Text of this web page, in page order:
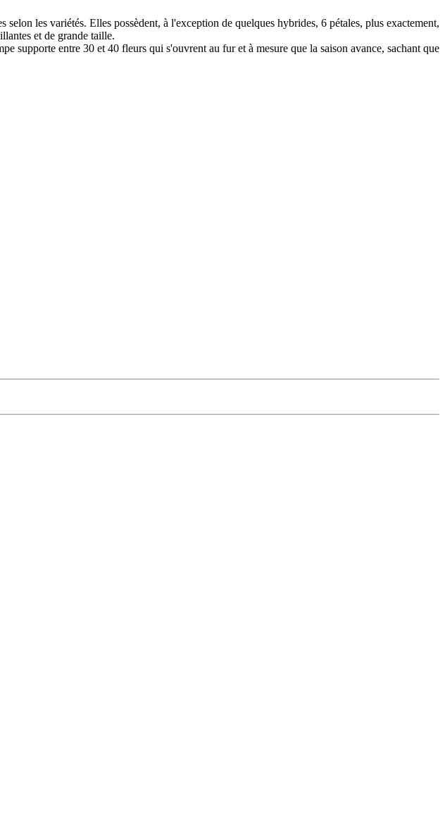
les variétés. Elles possèdent, à l'exception de quelques hybrides, 6 pétales, plus exactement,
et de grande taille.
supporte entre 30 et 40 fleurs qui s'ouvrent au fur et à mesure que la saison avance, sachant que